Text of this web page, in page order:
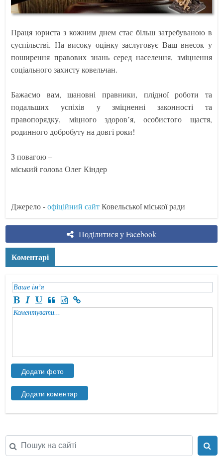
Праця юриста з кожним днем стає більш затребуваною в
суспільстві. На високу оцінку заслуговує Ваш внесок у
поширення правових знань серед населення, зміцнення
соціального захисту ковельчан.
Бажаємо вам, шановні правники, плідної роботи та
подальших успіхів у зміцненні законності та
правопорядку, міцного здоров’я, особистого щастя,
родинного добробуту на довгі роки!
З повагою –
міський голова Олег Кіндер
Джерело -офіційний сайтКовельської міської ради
Поділитися у Facebook
Коментарі